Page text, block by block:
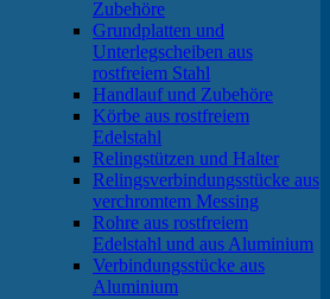
Zubehöre
Grundplatten und
Unterlegscheiben aus
rostfreiem Stahl
Handlauf und Zubehöre
Körbe aus rostfreiem
Edelstahl
Relingstützen und Halter
Relingsverbindungsstücke aus
verchromtem Messing
Rohre aus rostfreiem
Edelstahl und aus Aluminium
Verbindungsstücke aus
Aluminium